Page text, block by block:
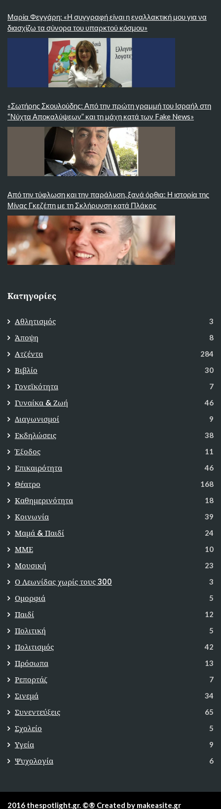
Μαρία Φεγγάρη: «Η συγγραφή είναι η εναλλακτική μου για να
διασχίζω τα σύνορα του υπαρκτού κόσμου»
«Σωτήρης Σκουλούδης: Από την πρώτη γραμμή του Ισραήλ στη
“Νύχτα Αποκαλύψεων” και τη μάχη κατά των Fake News»
Από την τύφλωση και την παράλυση, ξανά όρθια: Η ιστορία της
Μίνας Γκεζέπη με τη Σκλήρυνση κατά Πλάκας
Κατηγορίες
Αθλητισμός 3
Άποψη 8
Ατζέντα 284
Βιβλίο 30
Γονεϊκότητα 7
Γυναίκα & Ζωή 46
Διαγωνισμοί 9
Εκδηλώσεις 38
Έξοδος 11
Επικαιρότητα 46
Θέατρο 168
Καθημερινότητα 18
Κοινωνία 39
Μαμά & Παιδί 24
ΜΜΕ 10
Μουσική 23
Ο Λεωνίδας χωρίς τους 300 3
Ομορφιά 5
Παιδί 12
Πολιτική 5
Πολιτισμός 42
Πρόσωπα 13
Ρεπορτάζ 7
Σινεμά 34
Συνεντεύξεις 65
Σχολείο 5
Υγεία 9
Ψυχολογία 6
2016 thespotlight.gr. ©® Created by makeasite.gr